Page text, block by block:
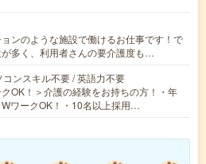
ンのような施設で働けるお仕事です！で
多く、利用者さんの要介護度も…
コンスキル不要 / 英語力不要
OK！＞介護の経験をお持ちの方！・年
ワークOK！・10名以上採用…